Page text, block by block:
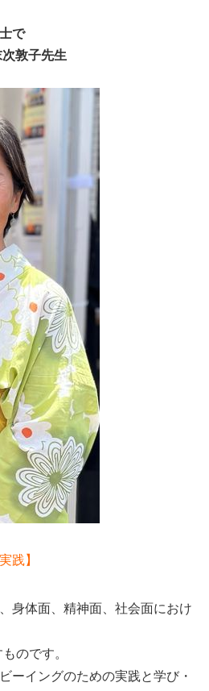
で
次敦子先生
践】
身体面、精神面、社会面におけ
のです。
ーイングのための実践と学び・